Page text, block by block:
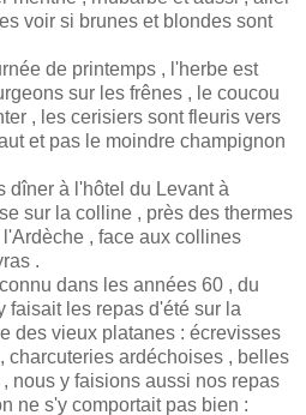
voir si brunes et blondes sont
de printemps , l'herbe est
sur les frênes , le coucou
, les cerisiers sont fleuris vers
et pas le moindre champignon
dîner à l'hôtel du Levant à
sur la colline , près des thermes
, face aux collines
.
dans les années 60 , du
faisait les repas d'été sur la
des vieux platanes : écrevisses
charcuteries ardéchoises , belles
nous y faisions aussi nos repas
ne s'y comportait pas bien :